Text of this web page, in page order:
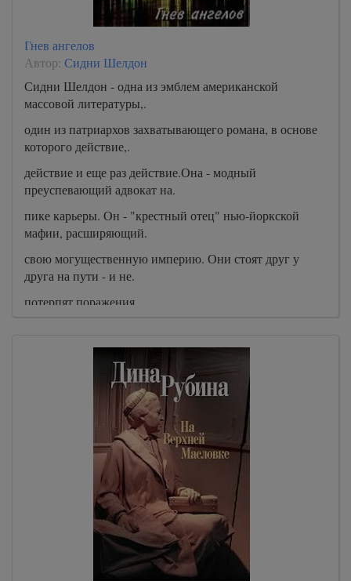
Гнев ангелов
Автор: Сидни Шелдон
Сидни Шелдон - одна из эмблем американской
массовой литературы,.
один из патриархов захватывающего романа, в основе
которого действие,.
действие и еще раз действие.Она - модный
преуспевающий адвокат на.
пике карьеры. Он - "крестный отец" нью-йоркской
мафии, расширяющий.
свою могущественную империю. Они стоят друг у
друга на пути - и не.
потерпят поражения...